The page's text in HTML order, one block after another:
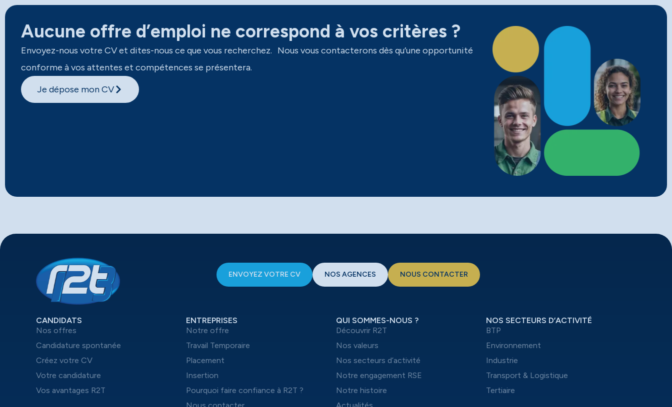
Aucune offre d’emploi ne correspond à vos critères ?
Envoyez-nous votre CV et dites-nous ce que vous recherchez. Nous vous contacterons dès qu’une opportunité
conforme à vos attentes et compétences se présentera.
Je dépose mon CV
ENVOYEZ VOTRE CV NOS AGENCES NOUS CONTACTER
CANDIDATS
Nos offres
Candidature spontanée
Créez votre CV
Votre candidature
Vos avantages R2T
ENTREPRISES
Notre offre
Travail Temporaire
Placement
Insertion
Pourquoi faire confiance à R2T ?
QUI SOMMES-NOUS ?
Découvrir R2T
Nos valeurs
Nos secteurs d’activité
Notre engagement RSE
Notre histoire
NOS SECTEURS D’ACTIVITÉ
BTP
Environnement
Industrie
Transport & Logistique
Tertiaire